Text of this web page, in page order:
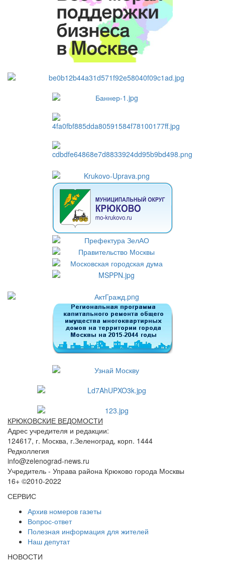
КРЮКОВСКИЕ ВЕДОМОСТИ
Адрес учредителя и редакции:
124617, г. Москва, г.Зеленоград, корп. 1444
Редколлегия
info@zelenograd-news.ru
Учредитель - Управа района Крюково города Москвы
16+ ©2010-2022
СЕРВИС
Архив номеров газеты
Вопрос-ответ
Полезная информация для жителей
Наш депутат
НОВОСТИ